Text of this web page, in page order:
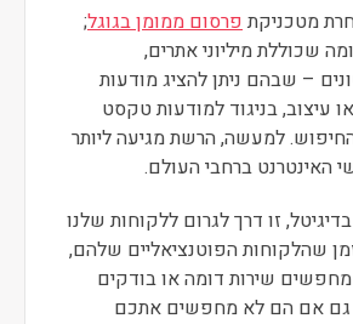
מטכניקתפרסום ממומן בגוגל;
שכוללת מיליוני אתרים,
– שבהם ניתן להציג מודעות
עיצוב, בניגוד למודעות טקסט
למעשה, הרשת מגיעה ליותר
זו דרך לגרום ללקוחות שלנו
שהלקוחות הפוטנציאליים שלהם,
שירות דומה או בודקים
גם אם הם לא מחפשים אתכם